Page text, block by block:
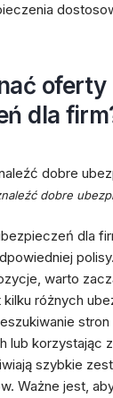
oferty
dla
dobre
dla
warto
różnych
lub korzystając
szybkie
Ważne jest,